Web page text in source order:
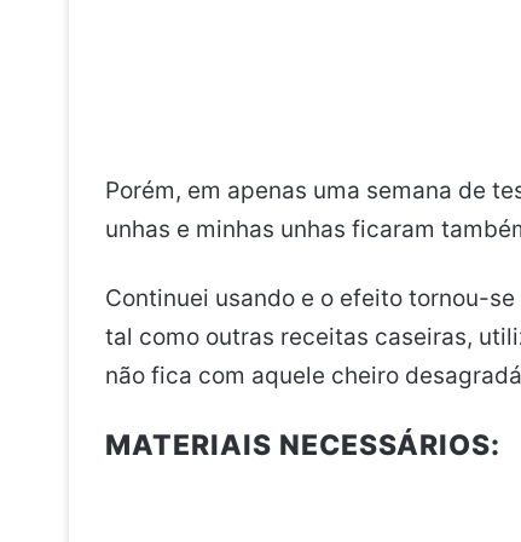
Porém, em apenas uma semana de
unhas e minhas unhas ficaram
Continuei usando e o efeito tornou-
tal como outras receitas caseiras,
não fica com aquele cheiro
MATERIAIS NECESSÁRIOS: